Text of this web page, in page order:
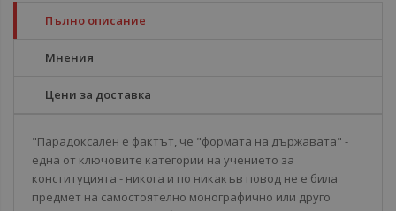
Пълно описание
Мнения
Цени за доставка
"Парадоксален е фактът, че "формата на държавата" -
една от ключовите категории на учението за
конституцията - никога и по никакъв повод не е била
предмет на самостоятелно монографично или друго